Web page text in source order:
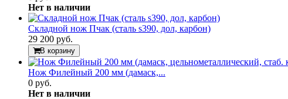
Нет в наличии
Складной нож Пчак (сталь s390, дол, карбон)
29 200 руб.
В корзину
Нож Филейный 200 мм (дамаск,...
0 руб.
Нет в наличии